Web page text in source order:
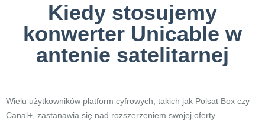
Kiedy stosujemy
konwerter Unicable w
antenie satelitarnej
Wielu użytkowników platform cyfrowych, takich jak Polsat Box czy
Canal+, zastanawia się nad rozszerzeniem swojej oferty